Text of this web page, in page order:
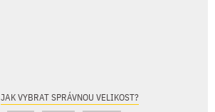
JAK VYBRAT SPRÁVNOU VELIKOST?